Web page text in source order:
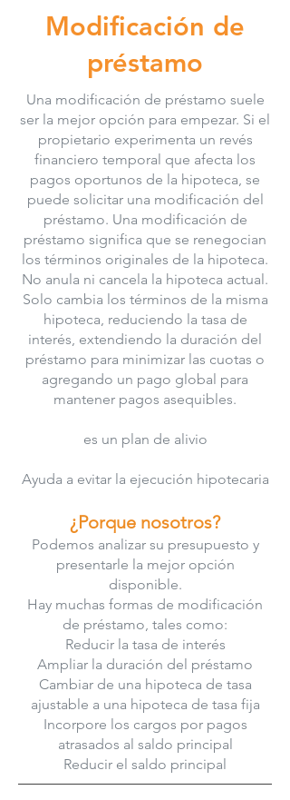
Modificación de
préstamo
Una modificación de préstamo suele
ser la mejor opción para empezar. Si el
propietario experimenta un revés
financiero temporal que afecta los
pagos oportunos de la hipoteca, se
puede solicitar una modificación del
préstamo. Una modificación de
préstamo significa que se renegocian
los términos originales de la hipoteca.
No anula ni cancela la hipoteca actual.
Solo cambia los términos de la misma
hipoteca, reduciendo la tasa de
interés, extendiendo la duración del
préstamo para minimizar las cuotas o
agregando un pago global para
mantener pagos asequibles.
es un plan de alivio
Ayuda a evitar la ejecución hipotecaria
¿Porque nosotros?
Podemos analizar su presupuesto y
presentarle la mejor opción
disponible.
Hay muchas formas de modificación
de préstamo, tales como:
Reducir la tasa de interés
Ampliar la duración del préstamo
Cambiar de una hipoteca de tasa
ajustable a una hipoteca de tasa fija
Incorpore los cargos por pagos
atrasados al saldo principal
Reducir el saldo principal